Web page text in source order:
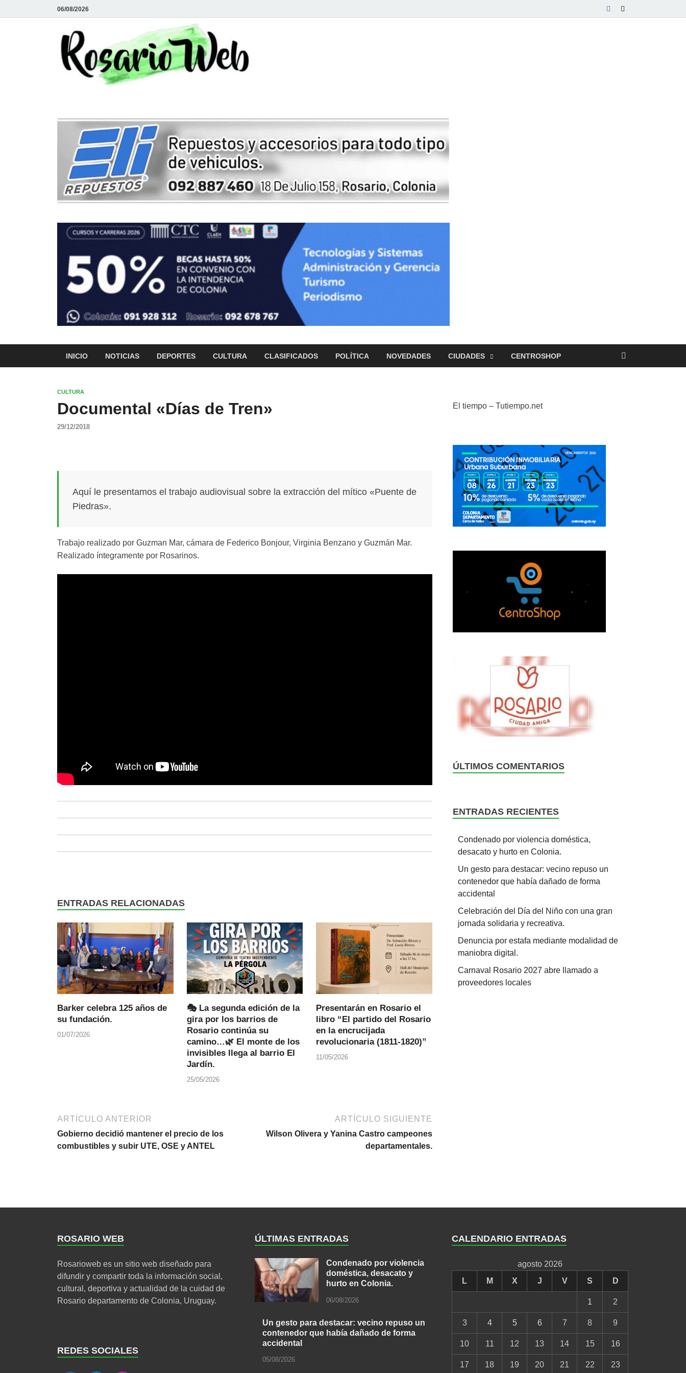
06/08/2026
INICIO NOTICIAS DEPORTES CULTURA CLASIFICADOS POLÍTICA NOVEDADES CIUDADES CENTROSHOP
CULTURA
Documental «Días de Tren»
29/12/2018
Aquí le presentamos el trabajo audiovisual sobre la extracción del mítico «Puente de
Piedras».
Trabajo realizado por Guzman Mar, cámara de Federico Bonjour, Virginia Benzano y Guzmán Mar.
Realizado íntegramente por Rosarinos.
ENTRADAS RELACIONADAS
Barker celebra 125 años de
su fundación.
01/07/2026
🎭 La segunda edición de la
gira por los barrios de
Rosario continúa su
camino…🌿 El monte de los
invisibles llega al barrio El
Jardín.
25/05/2026
Presentarán en Rosario el
libro “El partido del Rosario
en la encrucijada
revolucionaria (1811-1820)”
11/05/2026
ARTÍCULO ANTERIOR
Gobierno decidió mantener el precio de los
combustibles y subir UTE, OSE y ANTEL
ARTÍCULO SIGUIENTE
Wilson Olivera y Yanina Castro campeones
departamentales.
El tiempo – Tutiempo.net
ÚLTIMOS COMENTARIOS
ENTRADAS RECIENTES
Condenado por violencia doméstica,
desacato y hurto en Colonia.
Un gesto para destacar: vecino repuso un
contenedor que había dañado de forma
accidental
Celebración del Día del Niño con una gran
jornada solidaria y recreativa.
Denuncia por estafa mediante modalidad de
maniobra digital.
Carnaval Rosario 2027 abre llamado a
proveedores locales
ROSARIO WEB
Rosarioweb es un sitio web diseñado para
difundir y compartir toda la información social,
cultural, deportiva y actualidad de la cuidad de
Rosario departamento de Colonia, Uruguay.
REDES SOCIALES
ÚLTIMAS ENTRADAS
Condenado por violencia
doméstica, desacato y
hurto en Colonia.
06/08/2026
Un gesto para destacar: vecino repuso un
contenedor que había dañado de forma
accidental
05/08/2026
CALENDARIO ENTRADAS
agosto 2026
L
M X J V S D
1 2
3 4 5 6 7 8 9
10 11 12 13 14 15 16
17 18 19 20 21 22 23